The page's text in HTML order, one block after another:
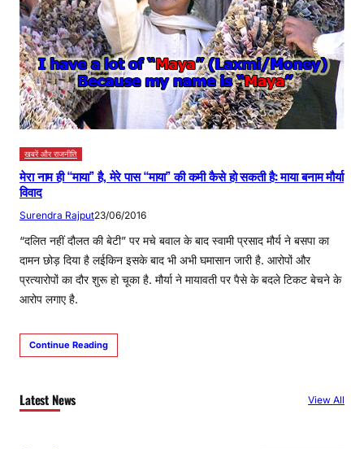
खबरें और राजनीति
मेरा नाम ही “माया” है, मेरे पास “माया” की कमी कैसे हो सकती है: माया बनाम मौर्या
विवाद
Surendra Rajput23/06/2016
“दलित नहीं दौलत की बेटी” पर मचे बवाल के बाद स्वामी प्रसाद मौर्य ने बसपा का
दामन छोड़ दिया है लईकिन इसके बाद भी अभी घमासान जारी है. आरोपों और
प्रत्यारोपों का दौर शुरू हो चूका है. मौर्या ने मायावती पर पैसे के बदले टिकट बेचने के
आरोप लगाए है.
Continue Reading
Latest News View All